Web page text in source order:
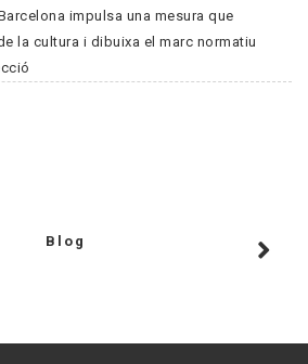
impulsa una mesura que
la cultura i dibuixa el marc normatiu
Blog